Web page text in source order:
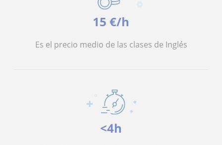
15 €/h
Es el precio medio de las clases de Inglés
<4h